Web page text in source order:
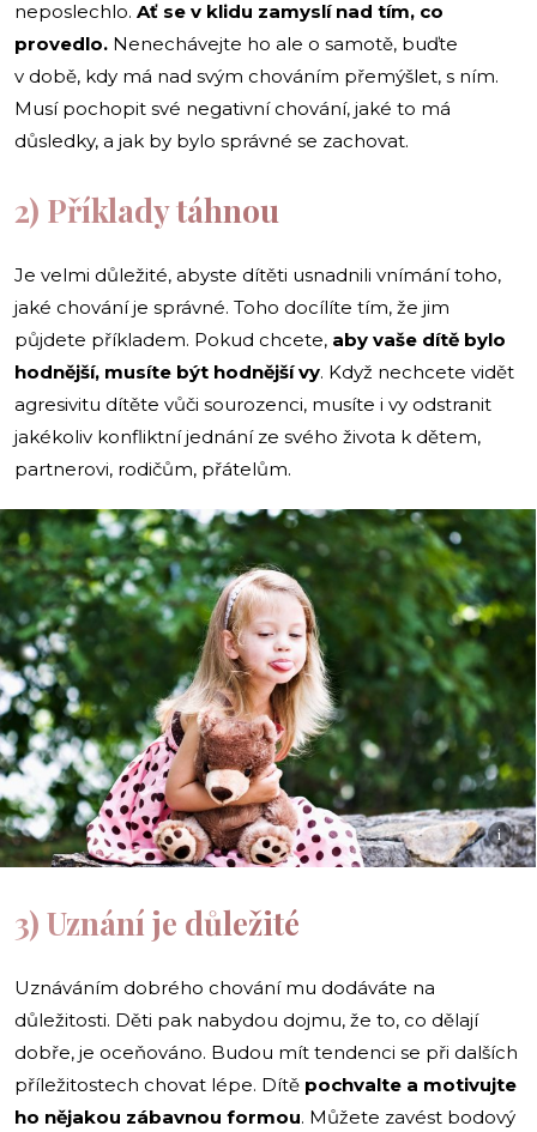
neposlechlo. Ať se v klidu zamyslí nad tím, co
provedlo. Nenechávejte ho ale o samotě, buďte
v době, kdy má nad svým chováním přemýšlet, s ním.
Musí pochopit své negativní chování, jaké to má
důsledky, a jak by bylo správné se zachovat.
2) Příklady táhnou
Je velmi důležité, abyste dítěti usnadnili vnímání toho,
jaké chování je správné. Toho docílíte tím, že jim
půjdete příkladem. Pokud chcete, aby vaše dítě bylo
hodnější, musíte být hodnější vy. Když nechcete vidět
agresivitu dítěte vůči sourozenci, musíte i vy odstranit
jakékoliv konfliktní jednání ze svého života k dětem,
partnerovi, rodičům, přátelům.
i
3) Uznání je důležité
Uznáváním dobrého chování mu dodáváte na
důležitosti. Děti pak nabydou dojmu, že to, co dělají
dobře, je oceňováno. Budou mít tendenci se při dalších
příležitostech chovat lépe. Dítě pochvalte a motivujte
ho nějakou zábavnou formou. Můžete zavést bodový